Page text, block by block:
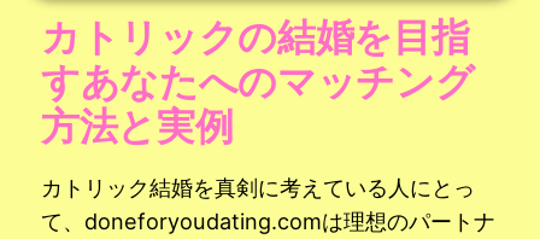
カトリックの結婚を目指
すあなたへのマッチング
方法と実例
カトリック結婚を真剣に考えている人にとっ
て、doneforyoudating.comは理想のパートナ